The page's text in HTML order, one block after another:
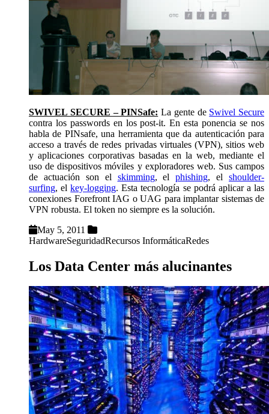
SWIVEL SECURE – PINSafe: La gente de Swivel Secure
contra los passwords en los post-it. En esta ponencia se nos
habla de PINsafe, una herramienta que da autenticación para
acceso a través de redes privadas virtuales (VPN), sitios web
y aplicaciones corporativas basadas en la web, mediante el
uso de dispositivos móviles y exploradores web. Sus campos
de actuación son el skimming, elphishing, el shoulder-
surfing, elkey-logging. Esta tecnología se podrá aplicar a las
conexiones Forefront IAG o UAG para implantar sistemas de
VPN robusta. El token no siempre es la solución.
May 5, 2011
HardwareSeguridadRecursos InformáticaRedes
Los Data Center más alucinantes